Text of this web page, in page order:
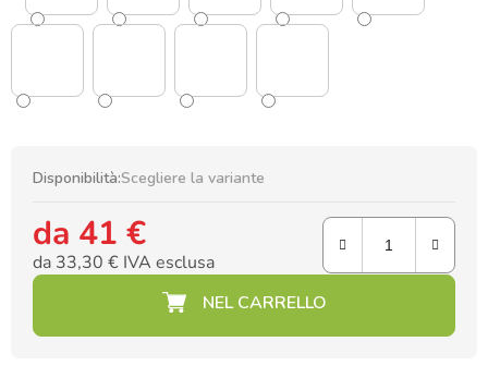
Disponibilità:Scegliere la variante
da 41 €
da 33,30 € IVA esclusa
Prezzo della misura: